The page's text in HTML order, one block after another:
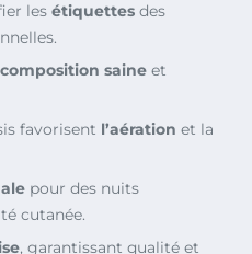
les étiquettes des
composition saine et
favorisent l’aération et la
pour des nuits
cutanée.
, garantissant qualité et